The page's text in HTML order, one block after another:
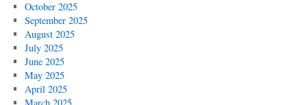
October 2025
September 2025
August 2025
July 2025
June 2025
May 2025
April 2025